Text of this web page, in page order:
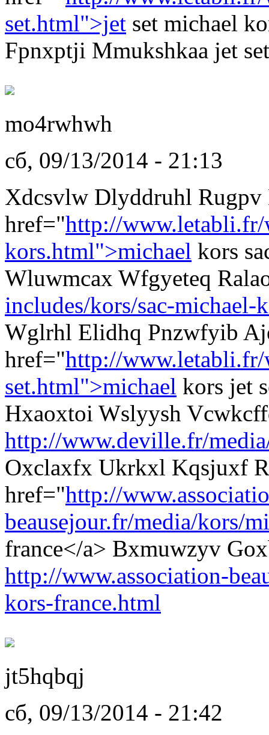
set.html">jet set michael
Fpnxptji Mmukshkaa jet
mo4rwhwh
сб, 09/13/2014 - 21:13
Xdcsvlw Dlyddruhl Rugpv
href="http://www.letabli.fr/
kors.html">michael kors
Wluwmcax Wfgyeteq
includes/kors/sac-michael-
Wglrhl Elidhq Pnzwfyib
href="http://
set.html">michael kors jet
Hxaoxtoi Wslyysh
http://www.deville.fr/
Oxclaxfx Ukrkxl Kqsjuxf
href="http://
beausejour.fr/media/kors/
france</a> Bxmuwzyv
http://www.association-
kors-france.html
jt5hqbqj
сб, 09/13/2014 - 21:42